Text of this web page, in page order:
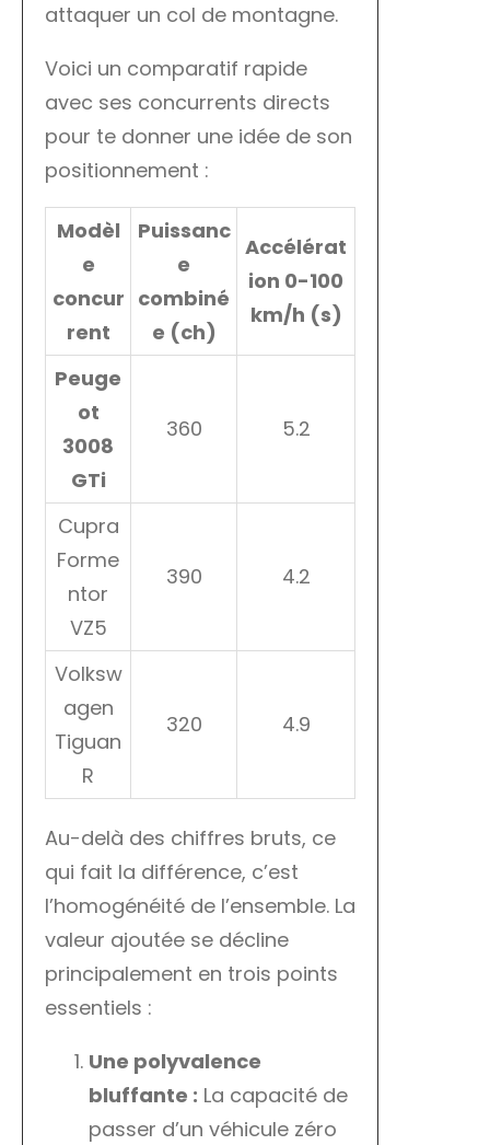
attaquer un col de montagne.
Voici un comparatif rapide
avec ses concurrents directs
pour te donner une idée de son
positionnement :
Modèl
e
concur
rent
Puissanc
e
combiné
e (ch)
Accélérat
ion 0-100
km/h (s)
Peuge
ot
3008
GTi
360 5.2
Cupra
Forme
ntor
VZ5
390 4.2
Volksw
agen
Tiguan
R
320 4.9
Au-delà des chiffres bruts, ce
qui fait la différence, c’est
l’homogénéité de l’ensemble. La
valeur ajoutée se décline
principalement en trois points
essentiels :
Une polyvalence
bluffante : La capacité de
passer d’un véhicule zéro